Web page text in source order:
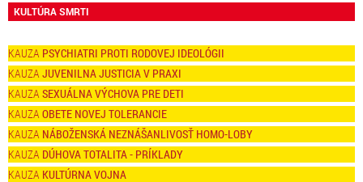
KULTÚRA SMRTI
PSYCHIATRI PROTI RODOVEJ IDEOLÓGII
JUVENILNA JUSTICIA V PRAXI
SEXUÁLNA VÝCHOVA PRE DETI
OBETE NOVEJ TOLERANCIE
NÁBOŽENSKÁ NEZNÁŠANLIVOSŤ HOMO-LOBY
DÚHOVA TOTALITA - PRÍKLADY
KULTÚRNA VOJNA